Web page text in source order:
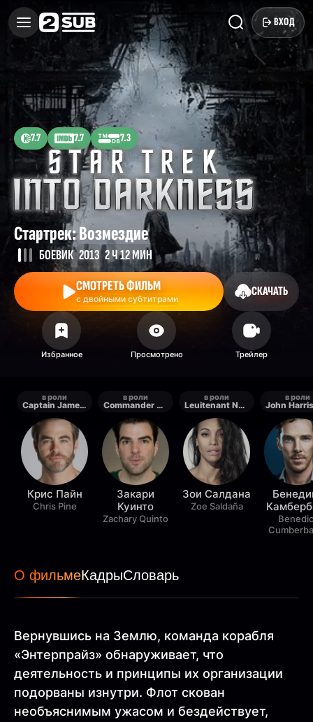
ВХОД
7.7 7.7 7.3
Стартрек: Возмездие
БОЕВИК 2013 2 Ч 12 МИН
СМОТРЕТЬ ФИЛЬМ
с двойными субтитрами
СКАЧАТЬ
в роли
Captain James T. Kirk
Крис Пайн
Chris Pine
в роли
Commander Spock
Закари
Куинто
Zachary Quinto
в роли
Leuitenant Nyota Uhura
Зои Салдана
Zoe Saldaña
в роли
О фильмеКадрыСловарь
Вернувшись на Землю, команда корабля
«Энтерпрайз» обнаруживает, что
деятельность и принципы их организации
подорваны изнутри. Флот скован
необъяснимым ужасом и бездействует,